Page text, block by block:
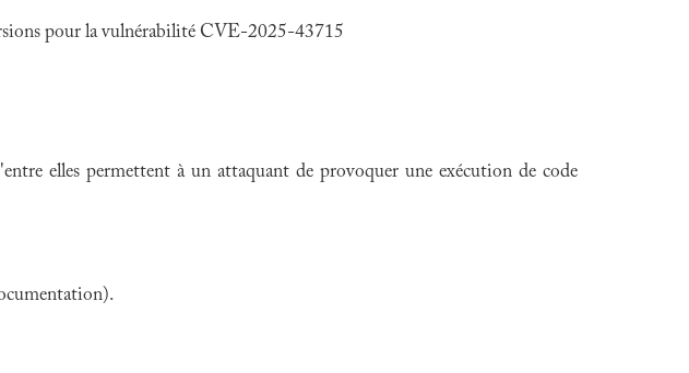
pour la vulnérabilité CVE-2025-43715
elles permettent à un attaquant de provoquer une exécution de code